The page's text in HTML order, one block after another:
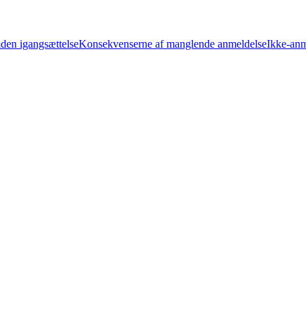
igangsættelseKonsekvenserne af manglende anmeldelseIkke-